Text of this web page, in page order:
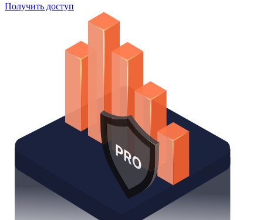
Получить доступ